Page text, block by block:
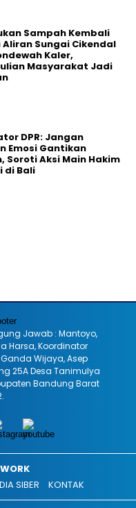
Sampah Kembali
Sungai Cikendal
Kaler,
Masyarakat Jadi
DPR: Jangan
Emosi Gantikan
Soroti Aksi Main Hakim
di Bali
Jawab : Mantoyo,
Harsa, Koordinator
Wijaya, Asep
25A Desa Tanimulya
Bandung Barat
SIBER KONTAK